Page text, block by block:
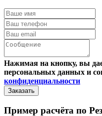
Нажимая на кнопку, вы
персональных данных и
конфиденциальности
Пример расчёта по